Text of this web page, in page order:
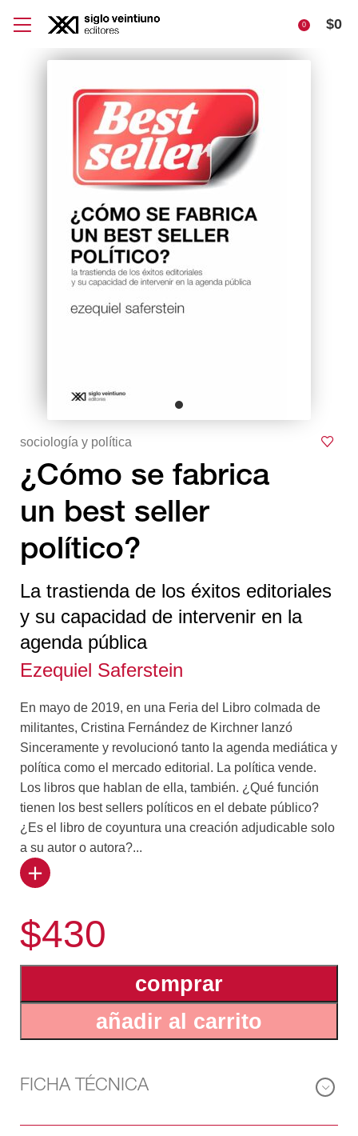
0 $0
sociología y política
¿Cómo se fabrica
un best seller
político?
La trastienda de los éxitos editoriales
y su capacidad de intervenir en la
agenda pública
Ezequiel Saferstein
En mayo de 2019, en una Feria del Libro colmada de
militantes, Cristina Fernández de Kirchner lanzó
Sinceramente y revolucionó tanto la agenda mediática y
política como el mercado editorial. La política vende.
Los libros que hablan de ella, también. ¿Qué función
tienen los best sellers políticos en el debate público?
¿Es el libro de coyuntura una creación adjudicable solo
a su autor o autora?...
¿Qué rol juegan los editores en el armado de un libro y
comerciales, culturales, ideológicos?
A partir de entrevistas a editores, responsables de
marketing y prensa, ghost writers y periodistas,
Ezequiel Saferstein descorre la cortina del mundo
editorial, en especial de los grandes grupos, y nos
muestra hasta qué punto los libros –esos objetos
valiosos incluso en época de redes sociales– son un
la intervención intelectual. ¿De qué está hecho el
social e identificar temas, tendencias latentes, autores?
$430
añadir al carrito
comprar
FICHA TÉCNICA